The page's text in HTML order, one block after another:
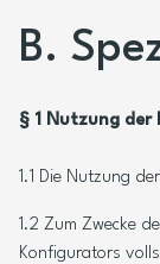
B.
§ 1 Nutzung
1.1 Die Nutzung
1.2 Zum Zwecke
Konfigurators